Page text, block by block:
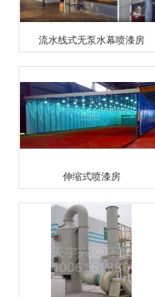
流水线式无泵水幕喷漆房
伸缩式喷漆房